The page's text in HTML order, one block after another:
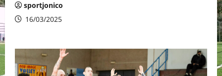
sportjonico
16/03/2025